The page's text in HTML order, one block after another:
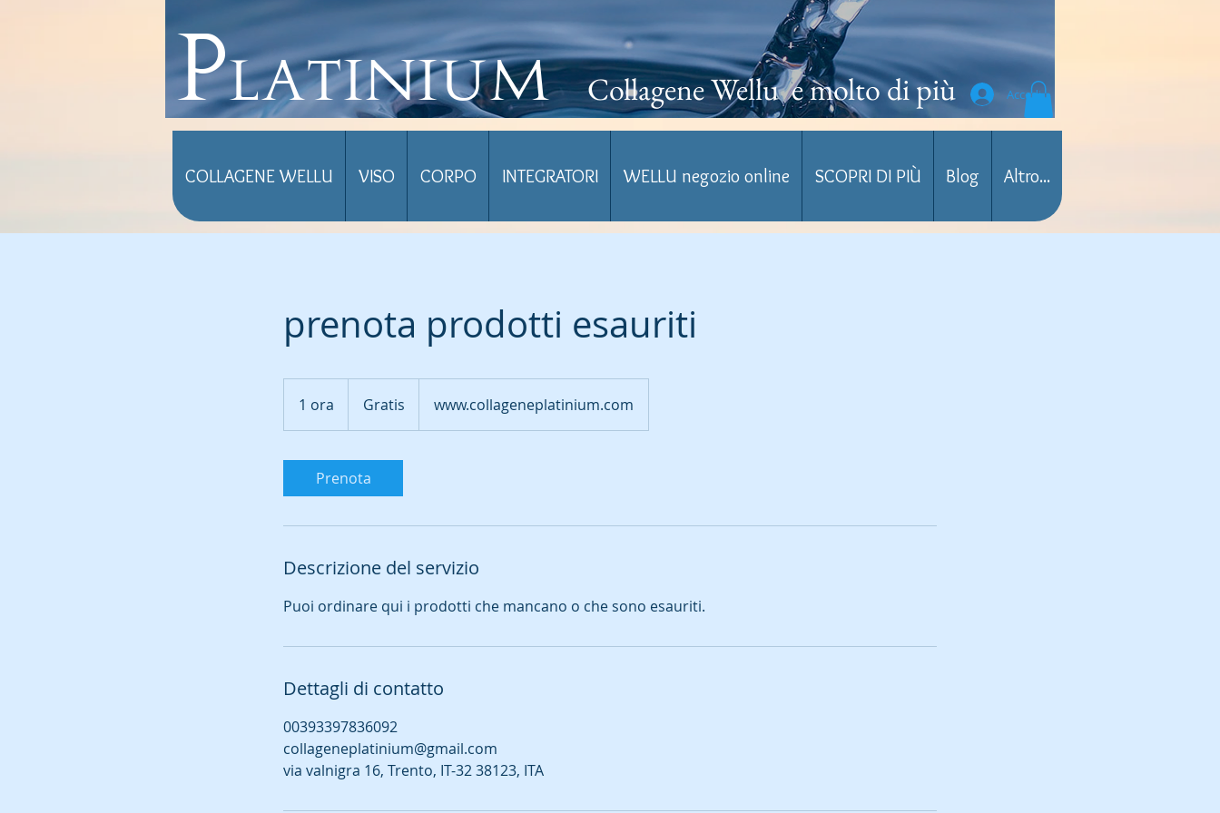
PlatiniumCollagene Wellu e molto di più Accedi
COLLAGENE WELLU VISO CORPO INTEGRATORI WELLU negozio online SCOPRI DI PIÙ Blog Altro...
prenota prodotti esauriti
1 ora
o
Gratis www.collageneplatinium.com
Prenota
Descrizione del servizio
Puoi ordinare qui i prodotti che mancano o che sono esauriti.
Dettagli di contatto
00393397836092
collageneplatinium@gmail.com
via valnigra 16, Trento, IT-32 38123, ITA